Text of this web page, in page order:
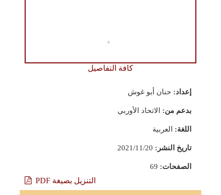
كافة التفاصيل
إعداد: حنان أبو غوش
بدعم من: الاتحاد الأوربي
اللغة: العربية
تاريخ النشر:
الصفحات:
التنزيل بصيغة PDF